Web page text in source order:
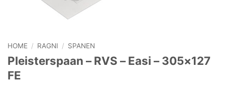
HOME / RAGNI / SPANEN
Pleisterspaan – RVS – Easi – 305×127
FE